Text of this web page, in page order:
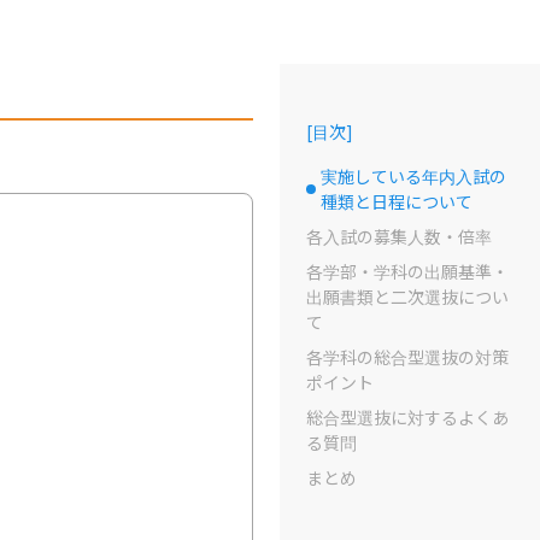
[目次]
選択中のドット
実施している年内入試の
種類と日程について
各入試の募集人数・倍率
各学部・学科の出願基準・
出願書類と二次選抜につい
て
各学科の総合型選抜の対策
ポイント
総合型選抜に対するよくあ
る質問
まとめ